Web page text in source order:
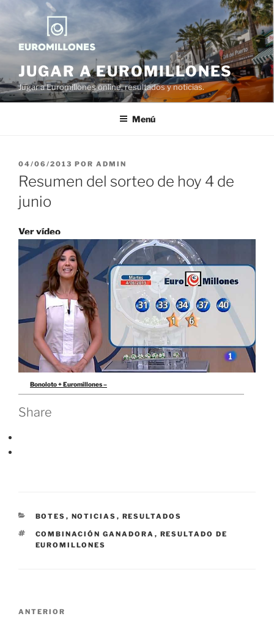
contenido
JUGAR A EUROMILLONES
Jugar a Euromillones online, resultados y noticias.
Menú
PUBLICADO
EL
04/06/2013 POR ADMIN
Resumen del sorteo de hoy 4 de
junio
Ver vídeo
Bonoloto + Euromillones –
Share
CATEGORÍAS
BOTES , NOTICIAS , RESULTADOS
ETIQUETAS
COMBINACIÓN GANADORA , RESULTADO DE
EUROMILLONES
Navegación
Entrada
ANTERIOR